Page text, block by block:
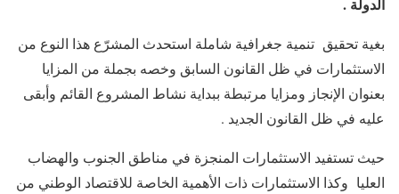
بغية تحقيق تنمية جغرافية شاملة استحدث المشرّع هذا النوع من
الاستثمارات في ظل القانون السابق وخصه بجملة من المزايا
بعنوان الإنجاز ومزايا مرتبطة ببداية نشاط المشروع القائم وأبقى
عليه في ظل القانون الجديد .
حيث تستفيد الاستثمارات المنجزة في مناطق الجنوب والهضاب
العليا وكذا الاستثمارات ذات الأهمية الخاصة للاقتصاد الوطني من